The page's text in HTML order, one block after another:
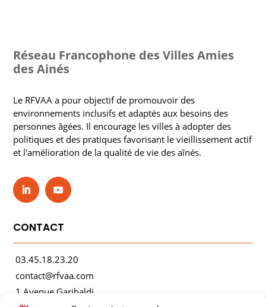
Réseau Francophone des Villes Amies
des Ainés
Le RFVAA a pour objectif de promouvoir des
environnements inclusifs et adaptés aux besoins des
personnes âgées. Il encourage les villes à adopter des
politiques et des pratiques favorisant le vieillissement actif
et l'amélioration de la qualité de vie des aînés.
CONTACT
03.45.18.23.20
contact@rfvaa.com
1 Avenue Garibaldi